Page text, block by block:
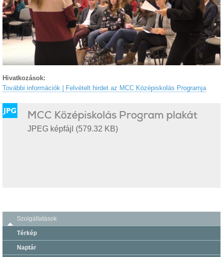
Hivatkozások:
További információk | Felvételt hirdet az MCC Középiskolás Programja
MCC Középiskolás Program plakát
JPEG képfájl (579.32 KB)
Szolgáltatások
Térkép
Naptár